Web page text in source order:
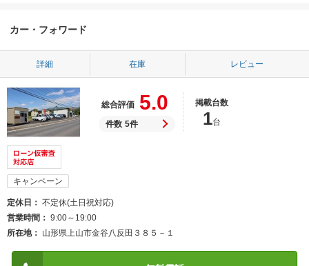
カー・フォワード
詳細 在庫 レビュー
総合評価 5.0
件数 5件
掲載台数
1台
キャンペーン
定休日
不定休(土日祝対応)
営業時間
9:00～19:00
所在地
山形県上山市金谷八反田３８５－１